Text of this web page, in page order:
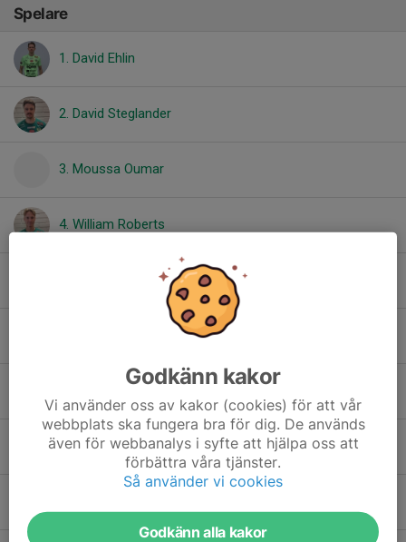
Spelare
1. David Ehlin
2. David Steglander
3. Moussa Oumar
4. William Roberts
9. Muis Bello
10. Kayden Dugas
Godkänn kakor
Vi använder oss av kakor (cookies) för att vår
webbplats ska fungera bra för dig. De används
även för webbanalys i syfte att hjälpa oss att
förbättra våra tjänster.
Så använder vi cookies
Godkänn alla kakor